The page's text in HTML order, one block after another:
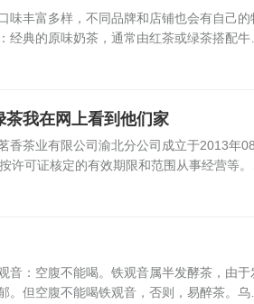
丰富多样，不同品牌和店铺也会有自己的
典的原味奶茶，通常由红茶或绿茶搭配牛
一。珍珠奶茶：在原味奶茶的基础上加入
我在网上看到他们家
茶业有限公司渝北分公司成立于2013年
可证核定的有效期限和范围从事经营等。
企业类型：分公司公司地址...
：空腹不能喝。铁观音属半发酵茶，由于
但空腹不能喝铁观音，否则，易醉茶。乌